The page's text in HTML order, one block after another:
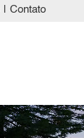
Contato